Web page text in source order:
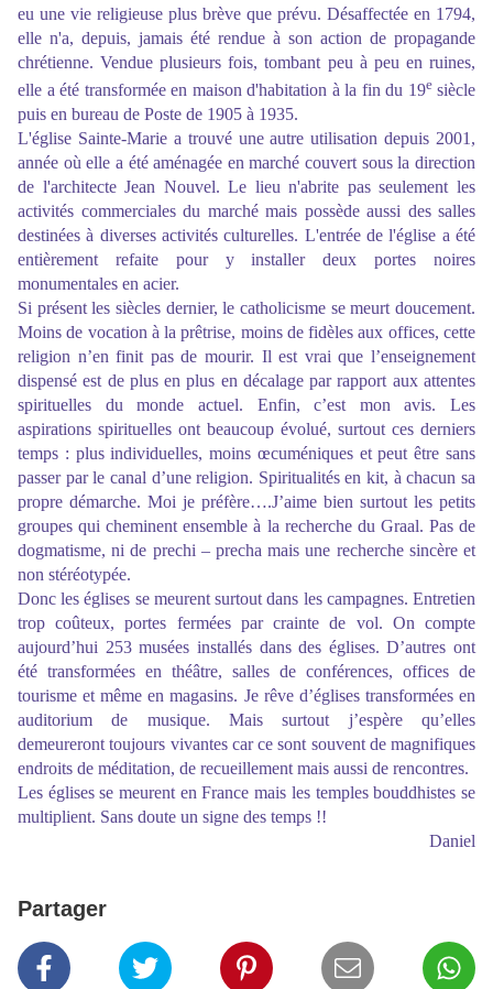
eu une vie religieuse plus brève que prévu. Désaffectée en 1794,
elle n'a, depuis, jamais été rendue à son action de propagande
chrétienne. Vendue plusieurs fois, tombant peu à peu en ruines,
elle a été transformée en maison d'habitation à la fin du 19esiècle
puis en bureau de Poste de 1905 à 1935.
L'église Sainte-Marie a trouvé une autre utilisation depuis 2001,
année où elle a été aménagée en marché couvert sous la direction
de l'architecte Jean Nouvel. Le lieu n'abrite pas seulement les
activités commerciales du marché mais possède aussi des salles
destinées à diverses activités culturelles. L'entrée de l'église a été
entièrement refaite pour y installer deux portes noires
monumentales en acier.
Si présent les siècles dernier, le catholicisme se meurt doucement.
Moins de vocation à la prêtrise, moins de fidèles aux offices, cette
religion n’en finit pas de mourir. Il est vrai que l’enseignement
dispensé est de plus en plus en décalage par rapport aux attentes
spirituelles du monde actuel. Enfin, c’est mon avis. Les
aspirations spirituelles ont beaucoup évolué, surtout ces derniers
temps : plus individuelles, moins œcuméniques et peut être sans
passer par le canal d’une religion. Spiritualités en kit, à chacun sa
propre démarche. Moi je préfère….J’aime bien surtout les petits
groupes qui cheminent ensemble à la recherche du Graal. Pas de
dogmatisme, ni de prechi – precha mais une recherche sincère et
non stéréotypée.
Donc les églises se meurent surtout dans les campagnes. Entretien
trop coûteux, portes fermées par crainte de vol. On compte
aujourd’hui 253 musées installés dans des églises. D’autres ont
été transformées en théâtre, salles de conférences, offices de
tourisme et même en magasins. Je rêve d’églises transformées en
auditorium de musique. Mais surtout j’espère qu’elles
demeureront toujours vivantes car ce sont souvent de magnifiques
endroits de méditation, de recueillement mais aussi de rencontres.
Les églises se meurent en France mais les temples bouddhistes se
multiplient. Sans doute un signe des temps !!
Daniel
Partager